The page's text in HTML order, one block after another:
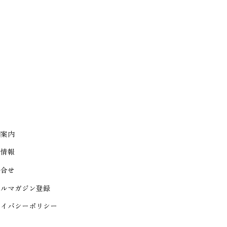
内
報
せ
マガジン登録
バシーポリシー